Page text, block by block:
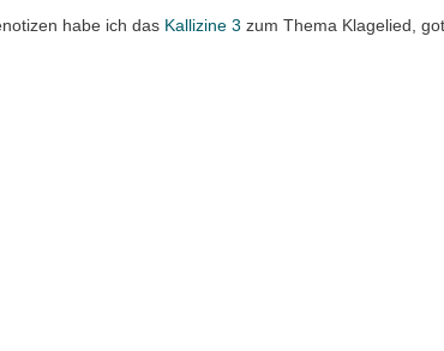
habe ich das Kallizine 3 zum Thema Klagelied,